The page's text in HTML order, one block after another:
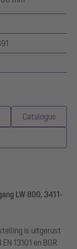
Catalogus
LW 800, 3411-
is uitgerust
13101 en BGR